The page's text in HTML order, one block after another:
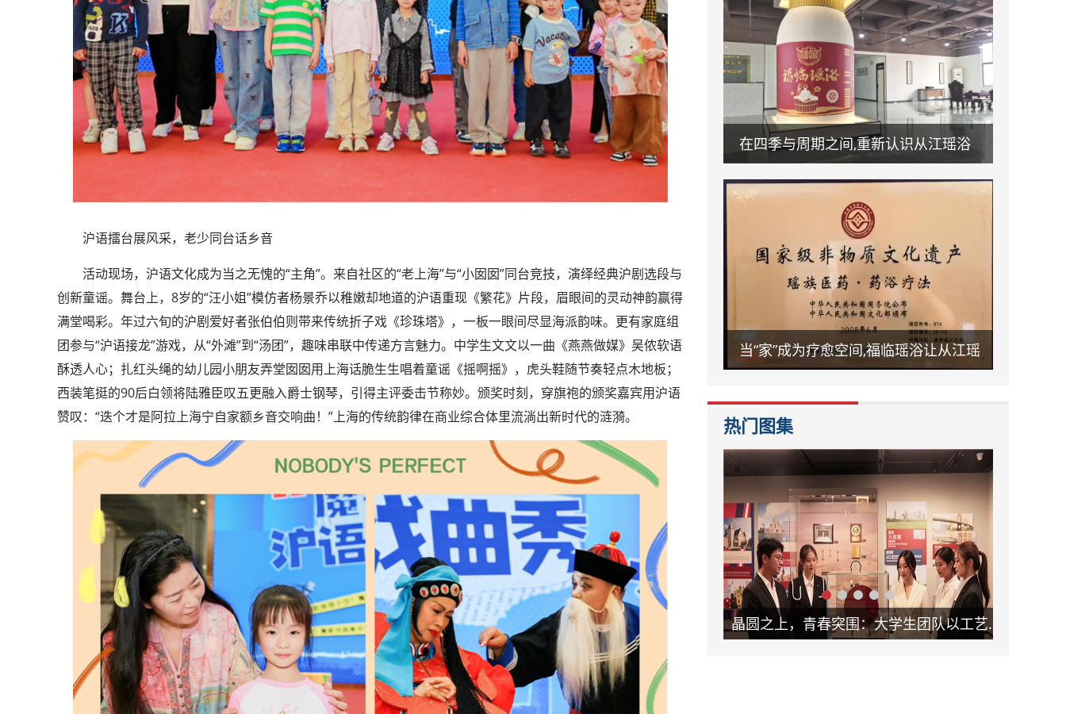
沪语擂台展风采，老少同台话乡音
活动现场，沪语文化成为当之无愧的“主角”。来自社区的“老上海”与“小囡囡”同台竞技，演绎经典沪剧选段与
创新童谣。舞台上，8岁的“汪小姐”模仿者杨景乔以稚嫩却地道的沪语重现《繁花》片段，眉眼间的灵动神韵赢得
满堂喝彩。年过六旬的沪剧爱好者张伯伯则带来传统折子戏《珍珠塔》，一板一眼间尽显海派韵味。更有家庭组
团参与“沪语接龙”游戏，从“外滩”到“汤团”，趣味串联中传递方言魅力。中学生文文以一曲《燕燕做媒》吴侬软语
酥透人心；扎红头绳的幼儿园小朋友弄堂囡囡用上海话脆生生唱着童谣《摇啊摇》，虎头鞋随节奏轻点木地板；
西装笔挺的90后白领将陆雅臣叹五更融入爵士钢琴，引得主评委击节称妙。颁奖时刻，穿旗袍的颁奖嘉宾用沪语
赞叹：“迭个才是阿拉上海宁自家额乡音交响曲！”上海的传统韵律在商业综合体里流淌出新时代的涟漪。
在四季与周期之间,重新认识从江瑶浴
当“家”成为疗愈空间,福临瑶浴让从江瑶
热门图集
轻舟试验飞船发布首批科学与工程成果 晶圆之上，青春突围：大学生团队以工艺革新助力新未来 破局固废治理！怀德学子以 “泥能共生” 项目书写环保科创答卷